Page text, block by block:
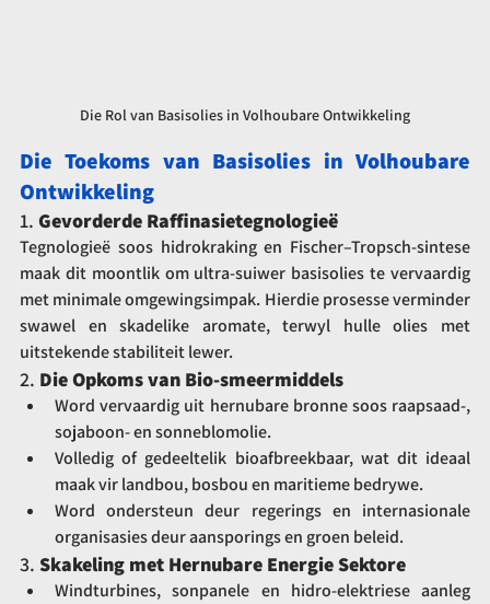
Die Rol van Basisolies in Volhoubare Ontwikkeling
Die Toekoms van Basisolies in Volhoubare
Ontwikkeling
1. Gevorderde Raffinasietegnologieë
Tegnologieë soos hidrokraking en Fischer–Tropsch-sintese
maak dit moontlik om ultra-suiwer basisolies te vervaardig
met minimale omgewingsimpak. Hierdie prosesse verminder
swawel en skadelike aromate, terwyl hulle olies met
uitstekende stabiliteit lewer.
2. Die Opkoms van Bio-smeermiddels
Word vervaardig uit hernubare bronne soos raapsaad-,
sojaboon- en sonneblomolie.
Volledig of gedeeltelik bioafbreekbaar, wat dit ideaal
maak vir landbou, bosbou en maritieme bedrywe.
Word ondersteun deur regerings en internasionale
organisasies deur aansporings en groen beleid.
3. Skakeling met Hernubare Energie Sektore
Windturbines, sonpanele en hidro-elektriese aanleg